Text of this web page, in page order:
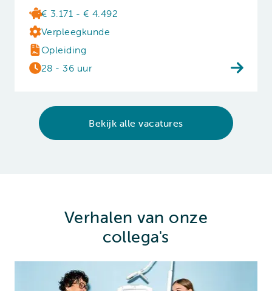
€ 3.171 - € 4.492
Verpleegkunde
Opleiding
28 - 36 uur
Bekijk alle vacatures
Verhalen van onze
collega's